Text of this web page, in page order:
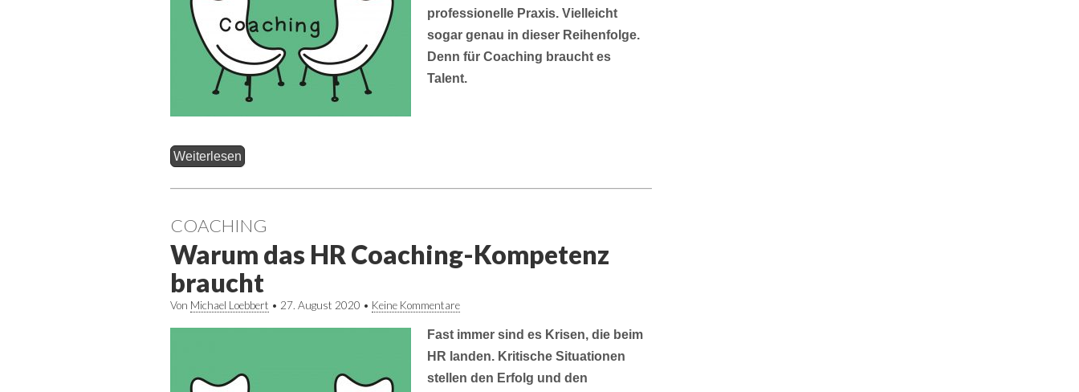
professionelle Praxis. Vielleicht
sogar genau in dieser Reihenfolge.
Denn für Coaching braucht es
Talent.
Weiterlesen
COACHING
Warum das HR Coaching-Kompetenz
braucht
Von Michael Loebbert • 27. August 2020 • Keine Kommentare
Fast immer sind es Krisen, die beim
HR landen. Kritische Situationen
stellen den Erfolg und den